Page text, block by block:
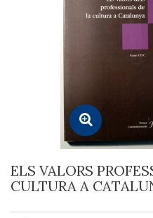
ELS VALORS
CULTURA A